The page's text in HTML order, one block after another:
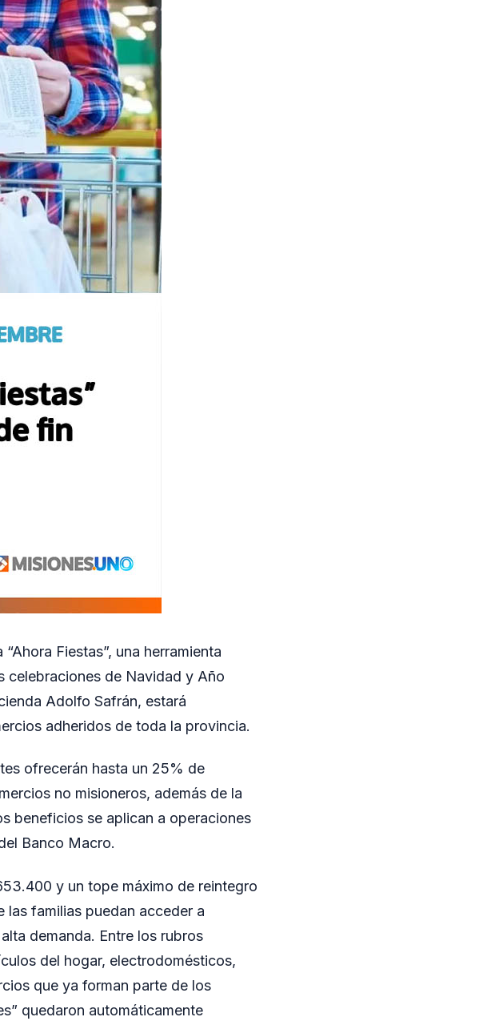
Fiestas”, una herramienta
celebraciones de Navidad y Año
Adolfo Safrán, estará
adheridos de toda la provincia.
ofrecerán hasta un 25% de
no misioneros, además de la
beneficios se aplican a operaciones
Banco Macro.
y un tope máximo de reintegro
las familias puedan acceder a
demanda. Entre los rubros
del hogar, electrodomésticos,
que ya forman parte de los
quedaron automáticamente